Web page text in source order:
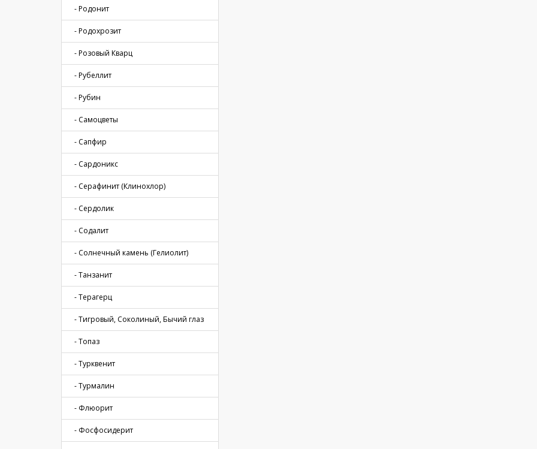
- Родонит
- Родохрозит
- Розовый Кварц
- Рубеллит
- Рубин
- Самоцветы
- Сапфир
- Сардоникс
- Серафинит (Клинохлор)
- Сердолик
- Содалит
- Солнечный камень (Гелиолит)
- Танзанит
- Терагерц
- Тигровый, Соколиный, Бычий глаз
- Топаз
- Турквенит
- Турмалин
- Флюорит
- Фосфосидерит